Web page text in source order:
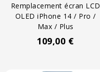
Remplacement écran LCD
OLED iPhone 14 / Pro /
Max / Plus
109,00 €